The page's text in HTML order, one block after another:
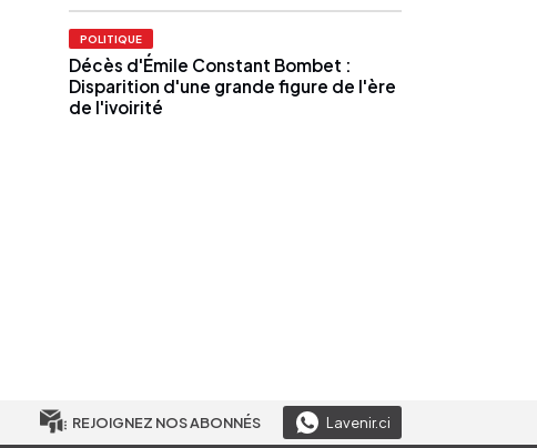
POLITIQUE
Décès d'Émile Constant Bombet :
Disparition d'une grande figure de l'ère
de l'ivoirité
REJOIGNEZ NOS ABONNÉS Lavenir.ci